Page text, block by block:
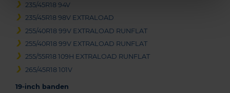
235/45R18 94V
235/45R18 98V EXTRALOAD
255/40R18 99V EXTRALOAD RUNFLAT
255/40R18 99V EXTRALOAD RUNFLAT
255/55R18 109H EXTRALOAD RUNFLAT
265/45R18 101V
19-inch banden